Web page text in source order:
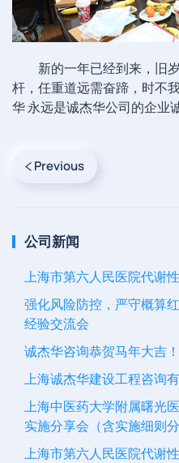
新的一年已经到来，旧
杆，任重道远需奋蹄，时不
华 永远是诚杰华公司的企业
Previous
公司新闻
上海市第六人民医院代谢
强化风险防控，严守概算
经验交流会
诚杰华咨询恭贺马年大吉！
上海诚杰华建设工程咨询
上海中医药大学附属曙光
实施分享会（含实施细则分
上海市第六人民医院代谢